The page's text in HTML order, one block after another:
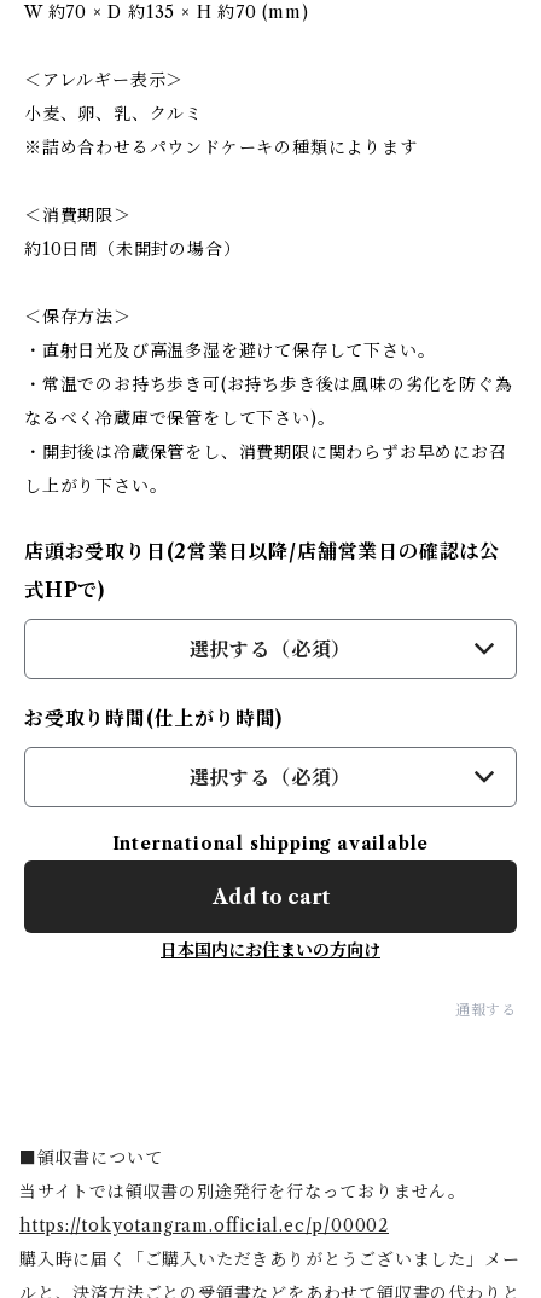
W 約70 × D 約135 × H 約70 (mm)
＜アレルギー表示＞
小麦、卵、乳、クルミ
※詰め合わせるパウンドケーキの種類によります
＜消費期限＞
約10日間（未開封の場合）
＜保存方法＞
・直射日光及び高温多湿を避けて保存して下さい。
・常温でのお持ち歩き可(お持ち歩き後は風味の劣化を防ぐ為
なるべく冷蔵庫で保管をして下さい)。
・開封後は冷蔵保管をし、消費期限に関わらずお早めにお召
し上がり下さい。
店頭お受取り日(2営業日以降/店舗営業日の確認は公
式HPで)
選択する（必須）
お受取り時間(仕上がり時間)
選択する（必須）
International shipping available
Add to cart
日本国内にお住まいの方向け
通報する
■領収書について
当サイトでは領収書の別途発行を行なっておりません。
https://tokyotangram.official.ec/p/00002
購入時に届く「ご購入いただきありがとうございました」メー
ルと、決済方法ごとの受領書などをあわせて領収書の代わりと